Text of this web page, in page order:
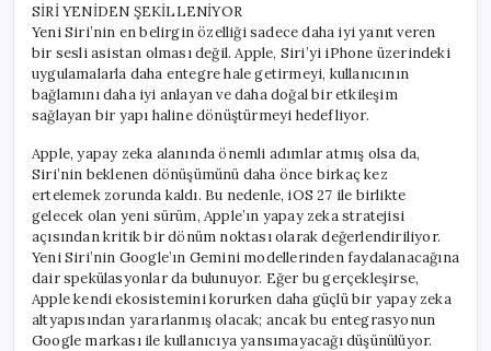
SİRİ YENİDEN ŞEKİLLENİYOR
Yeni Siri’nin en belirgin özelliği sadece daha iyi yanıt veren
bir sesli asistan olması değil. Apple, Siri’yi iPhone üzerindeki
uygulamalarla daha entegre hale getirmeyi, kullanıcının
bağlamını daha iyi anlayan ve daha doğal bir etkileşim
sağlayan bir yapı haline dönüştürmeyi hedefliyor.
Apple, yapay zeka alanında önemli adımlar atmış olsa da,
Siri’nin beklenen dönüşümünü daha önce birkaç kez
ertelemek zorunda kaldı. Bu nedenle, iOS 27 ile birlikte
gelecek olan yeni sürüm, Apple’ın yapay zeka stratejisi
açısından kritik bir dönüm noktası olarak değerlendiriliyor.
Yeni Siri’nin Google’ın Gemini modellerinden faydalanacağına
dair spekülasyonlar da bulunuyor. Eğer bu gerçekleşirse,
Apple kendi ekosistemini korurken daha güçlü bir yapay zeka
altyapısından yararlanmış olacak; ancak bu entegrasyonun
Google markası ile kullanıcıya yansımayacağı düşünülüyor.